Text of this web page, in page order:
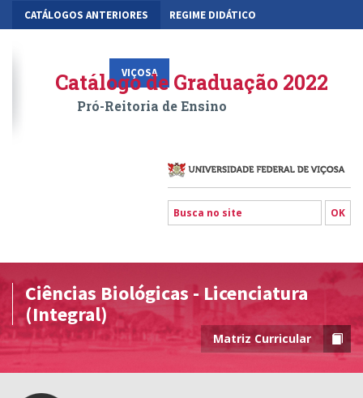
CATÁLOGOS ANTERIORES REGIME DIDÁTICO
VIÇOSA RIO PARANAÍBA FLORESTAL
Catálogo de Graduação 2022
Pró-Reitoria de Ensino
Ciências Biológicas - Licenciatura
(Integral)
Matriz Curricular